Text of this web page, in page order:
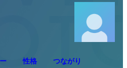
性格 つながり